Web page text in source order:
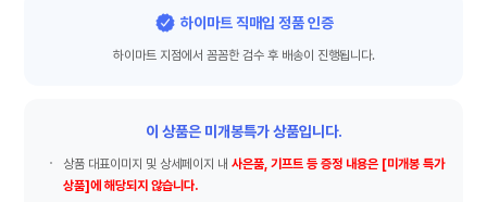
하이마트 직매입 정품 인증
하이마트 지점에서 꼼꼼한 검수 후 배송이 진행됩니다.
이 상품은 미개봉특가 상품입니다.
상품 대표이미지 및 상세페이지 내 사은품, 기프트 등 증정 내용은 [미개봉 특가
상품]에 해당되지 않습니다.